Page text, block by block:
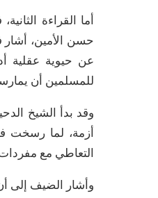
أما القراءة
حسن الأمين، أشار
عن حيوية عقلية
للمسلمين أن
وقد بدأ الشيخ
أزمة، لما رسخت
التعاطي مع
وأشار الضيف إلى